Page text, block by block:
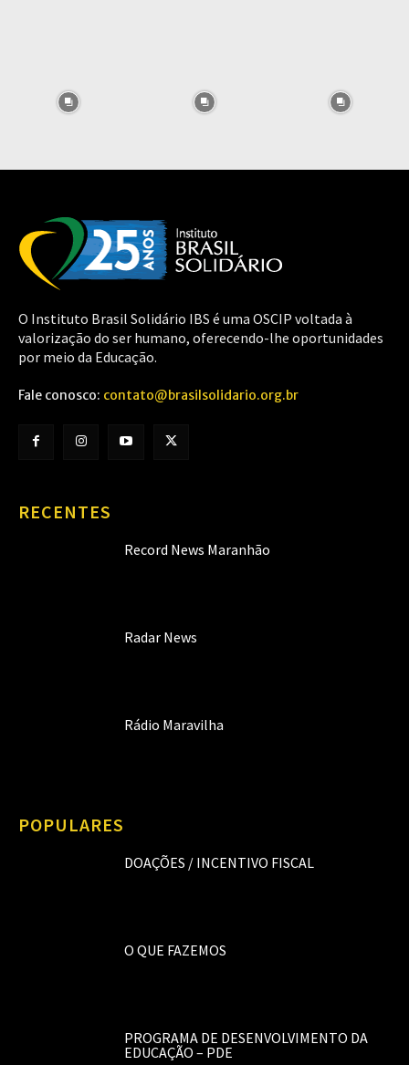
O Instituto Brasil Solidário IBS é uma OSCIP voltada à
valorização do ser humano, oferecendo-lhe oportunidades
por meio da Educação.
Fale conosco: contato@brasilsolidario.org.br
RECENTES
Record News Maranhão
Radar News
Rádio Maravilha
POPULARES
DOAÇÕES / INCENTIVO FISCAL
O QUE FAZEMOS
PROGRAMA DE DESENVOLVIMENTO DA
EDUCAÇÃO – PDE